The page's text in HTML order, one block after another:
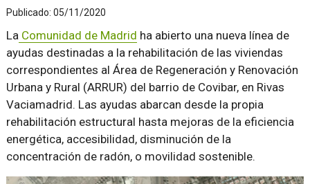
Publicado: 05/11/2020
LaComunidad de Madrid ha abierto una nueva línea de
ayudas destinadas a la rehabilitación de las viviendas
correspondientes al Área de Regeneración y Renovación
Urbana y Rural (ARRUR) del barrio de Covibar, en Rivas
Vaciamadrid. Las ayudas abarcan desde la propia
rehabilitación estructural hasta mejoras de la eficiencia
energética, accesibilidad, disminución de la
concentración de radón, o movilidad sostenible.